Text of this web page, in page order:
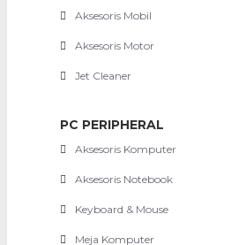
Aksesoris Mobil
Aksesoris Motor
Jet Cleaner
PC PERIPHERAL
Aksesoris Komputer
Aksesoris Notebook
Keyboard & Mouse
Meja Komputer